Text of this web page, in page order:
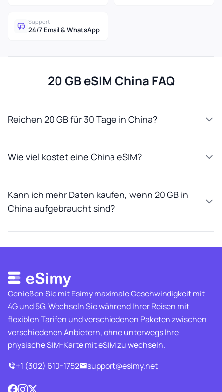
Support
24/7 Email & WhatsApp
20 GB eSIM China FAQ
Reichen 20 GB für 30 Tage in China?
Wie viel kostet eine China eSIM?
Kann ich mehr Daten kaufen, wenn 20 GB in
China aufgebraucht sind?
Genießen Sie mit Esimy maximale Geschwindigkeit mit
4G und 5G. Wechseln Sie während Ihrer Reisen mit
flexiblen Tarifen und verschiedenen Paketen zwischen
verschiedenen Anbietern, ohne unterwegs Ihre
physische SIM-Karte mit eSIM zu wechseln.
+1 (302) 610-1752
support@esimy.net